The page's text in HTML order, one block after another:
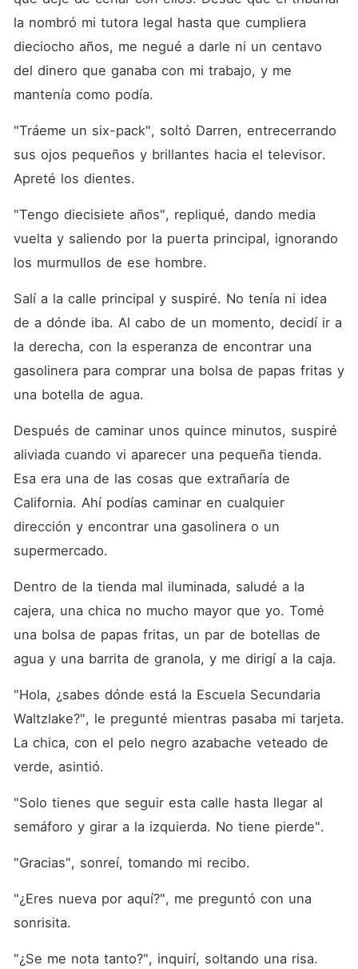
la nombró mi tutora legal hasta que cumpliera
dieciocho años, me negué a darle ni un centavo
del dinero que ganaba con mi trabajo, y me
mantenía como podía.
"Tráeme un six-pack", soltó Darren, entrecerrando
sus ojos pequeños y brillantes hacia el televisor.
Apreté los dientes.
"Tengo diecisiete años", repliqué, dando media
vuelta y saliendo por la puerta principal, ignorando
los murmullos de ese hombre.
Salí a la calle principal y suspiré. No tenía ni idea
de a dónde iba. Al cabo de un momento, decidí ir a
la derecha, con la esperanza de encontrar una
gasolinera para comprar una bolsa de papas fritas y
una botella de agua.
Después de caminar unos quince minutos, suspiré
aliviada cuando vi aparecer una pequeña tienda.
Esa era una de las cosas que extrañaría de
California. Ahí podías caminar en cualquier
dirección y encontrar una gasolinera o un
supermercado.
Dentro de la tienda mal iluminada, saludé a la
cajera, una chica no mucho mayor que yo. Tomé
una bolsa de papas fritas, un par de botellas de
agua y una barrita de granola, y me dirigí a la caja.
"Hola, ¿sabes dónde está la Escuela Secundaria
Waltzlake?", le pregunté mientras pasaba mi tarjeta.
La chica, con el pelo negro azabache veteado de
verde, asintió.
"Solo tienes que seguir esta calle hasta llegar al
semáforo y girar a la izquierda. No tiene pierde".
"Gracias", sonreí, tomando mi recibo.
"¿Eres nueva por aquí?", me preguntó con una
sonrisita.
"¿Se me nota tanto?", inquirí, soltando una risa.